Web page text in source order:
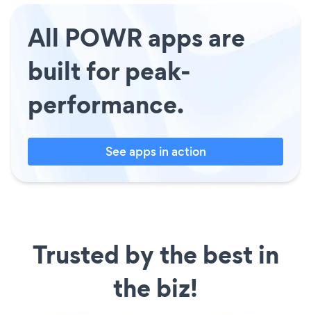
All POWR apps are
built for peak-
performance.
See apps in action
Trusted by the best in
the biz!